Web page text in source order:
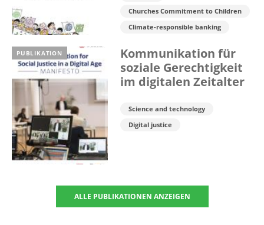
Churches Commitment to Children
Climate-responsible banking
PUBLIKATION
Kommunikation für
soziale Gerechtigkeit
im digitalen Zeitalter
Science and technology
Digital justice
ALLE PUBLIKATIONEN ANZEIGEN